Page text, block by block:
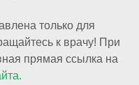
только для
к врачу! При
прямая ссылка на